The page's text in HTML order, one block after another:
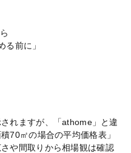
る前に」
れますが、「athome」と違
70㎡の場合の平均価格表」
や間取りから相場観は確認